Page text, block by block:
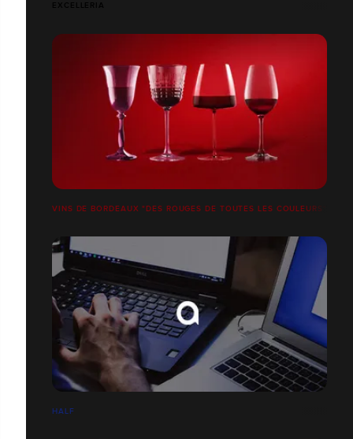
EXCELLERIA
VINS DE BORDEAUX "DES ROUGES DE TOUTES LES COULEURS"
HALF